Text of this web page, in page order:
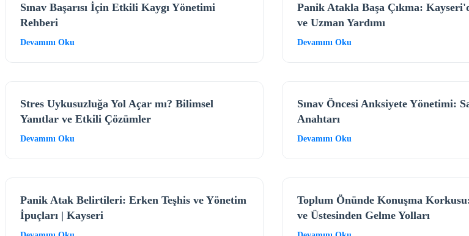
Sınav Başarısı İçin Etkili Kaygı Yönetimi
Rehberi
Devamını Oku
Panik Atakla Başa Çıkma:
ve Uzman Yardımı
Devamını Oku
Stres Uykusuzluğa Yol Açar mı? Bilimsel
Yanıtlar ve Etkili Çözümler
Devamını Oku
Sınav Öncesi Anksiyete Yönetimi:
Anahtarı
Devamını Oku
Panik Atak Belirtileri: Erken Teşhis ve Yönetim
İpuçları | Kayseri
Toplum Önünde Konuşma
ve Üstesinden Gelme Yolları